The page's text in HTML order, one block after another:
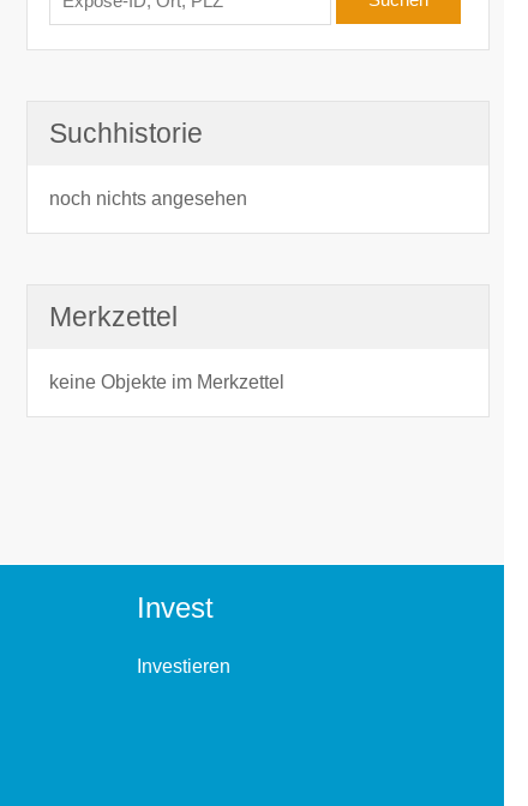
Suchhistorie
noch nichts angesehen
Merkzettel
keine Objekte im Merkzettel
Invest
Investieren